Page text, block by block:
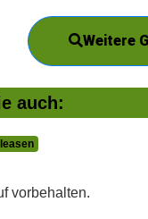
Weitere
auch:
vorbehalten.